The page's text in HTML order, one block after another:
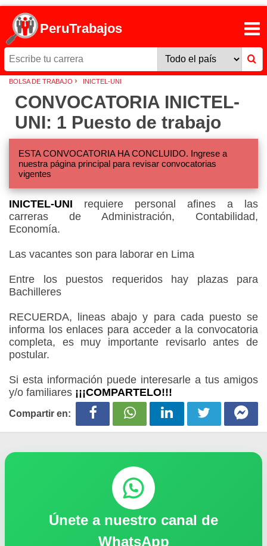
PeruTrabajos
BOLSA DE TRABAJO › INICTEL-UNI
CONVOCATORIA INICTEL-
UNI: 1 Puesto de trabajo
ESTA CONVOCATORIA HA CONCLUIDO. Ingrese a
nuestra página principal para revisar convocatorias
vigentes
INICTEL-UNI requiere personal afines a las
carreras de Administración, Contabilidad,
Economía.
Las vacantes son para laborar en Lima
Entre los puestos requeridos hay plazas para
Bachilleres
RECUERDA, lineas abajo y para cada puesto se
informa los enlaces para acceder a la convocatoria
completa, es muy importante revisarlo antes de
postular.
Si esta información puede interesarle a tus amigos
y/o familiares ¡¡¡COMPARTELO!!!
Compartir en:
Únete a nuestro canal de
WhatsApp